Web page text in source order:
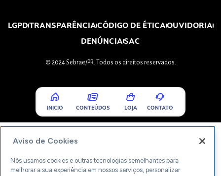
LGPDTRANSPARÊNCIACÓDIGO DE ÉTICAOUVIDORIA
DENÚNCIASAC
© 2024 Sebrae/PR. Todos os direitos reservados.
INICIO CONTEÚDOS LOJA CONTATO
Aviso de Cookies
Nós usamos cookies e outras tecnologias semelhantes para
melhorar a sua experiência em nossos serviços, personalizar